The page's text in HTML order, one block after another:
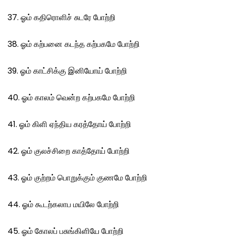
37. ஓம் கதிரொளிச் சுடரே போற்றி
38. ஓம் கற்பனை கடந்த கற்பகமே போற்றி
39. ஓம் காட்சிக்கு இனியோய் போற்றி
40. ஓம் காலம் வென்ற கற்பகமே போற்றி
41. ஓம் கிளி ஏந்திய கரத்தோய் போற்றி
42. ஓம் குலச்சிறை காத்தோய் போற்றி
43. ஓம் குற்றம் பொறுக்கும் குணமே போற்றி
44. ஓம் கூடற்கலாப மயிலே போற்றி
45. ஓம் கோலப் பசுங்கிளியே போற்றி